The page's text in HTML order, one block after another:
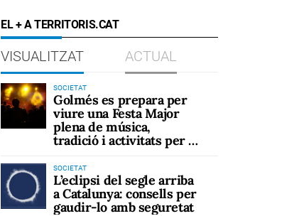
EL + A TERRITORIS.CAT
VISUALITZAT ACTUAL
SOCIETAT
Golmés es prepara per
viure una Festa Major
plena de música,
tradició i activitats per a
SOCIETAT
L’eclipsi del segle arriba
a Catalunya: consells per
gaudir-lo amb seguretat